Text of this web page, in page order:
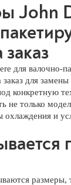
John
для
заказ для
конкретную
не только
охлаждения и
размеры,